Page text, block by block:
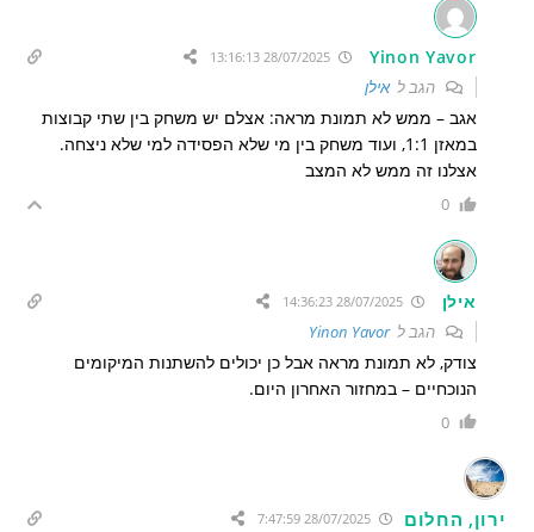
Yinon Yavor
28/07/2025 13:16:13
הגב לאילן
אגב – ממש לא תמונת מראה: אצלם יש משחק בין שתי קבוצות
במאזן 1:1, ועוד משחק בין מי שלא הפסידה למי שלא ניצחה.
אצלנו זה ממש לא המצב
0
אילן 28/07/2025 14:36:23
הגב לYinon Yavor
צודק, לא תמונת מראה אבל כן יכולים להשתנות המיקומים
הנוכחיים – במחזור האחרון היום.
0
ירון, החלום 28/07/2025 7:47:59